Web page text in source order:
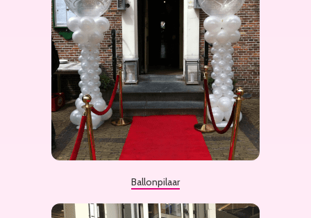
Ballonpilaar